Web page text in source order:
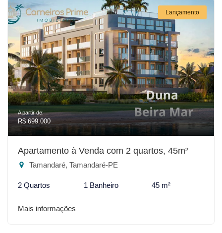
Lançamento
A partir de:
R$ 699.000
Apartamento à Venda com 2 quartos, 45m²
Tamandaré, Tamandaré-PE
2 Quartos 1 Banheiro 45 m²
Mais informações